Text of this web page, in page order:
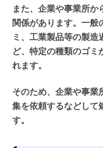
また、企業や事業所か
関係があります。一般
ミ、工業製品等の製
ど、特定の種類のゴミ
れます。
そのため、企業や事業
集を依頼するなどして
す。